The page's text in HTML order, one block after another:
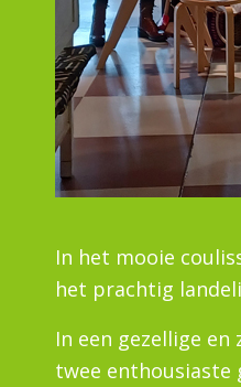
In het mooie
het prachtig
In een gezellige
twee enthousiaste